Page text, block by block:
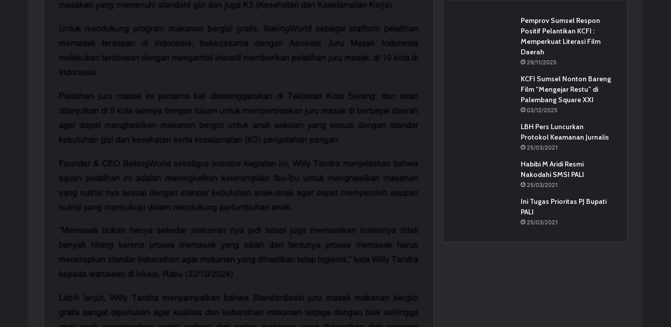
Pemprov Sumsel Respon
Positif Pelantikan KCFI :
Memperkuat Literasi Film
Daerah
29/11/2025
KCFI Sumsel Nonton Bareng
Film “Mengejar Restu” di
Palembang Square XXI
03/12/2025
LBH Pers Luncurkan
Protokol Keamanan Jurnalis
25/03/2021
Habibi M Aridi Resmi
Nakodahi SMSI PALI
25/03/2021
Ini Tugas Prioritas PJ Bupati
PALI
25/03/2021